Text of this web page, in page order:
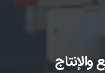
والإنتاج